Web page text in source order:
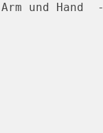
und Hand  -